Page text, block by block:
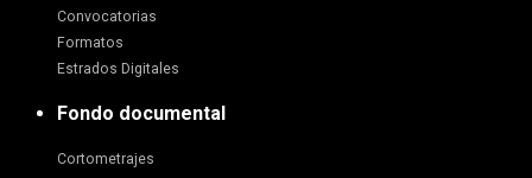
Convocatorias
Formatos
Estrados Digitales
Fondo documental
Cortometrajes